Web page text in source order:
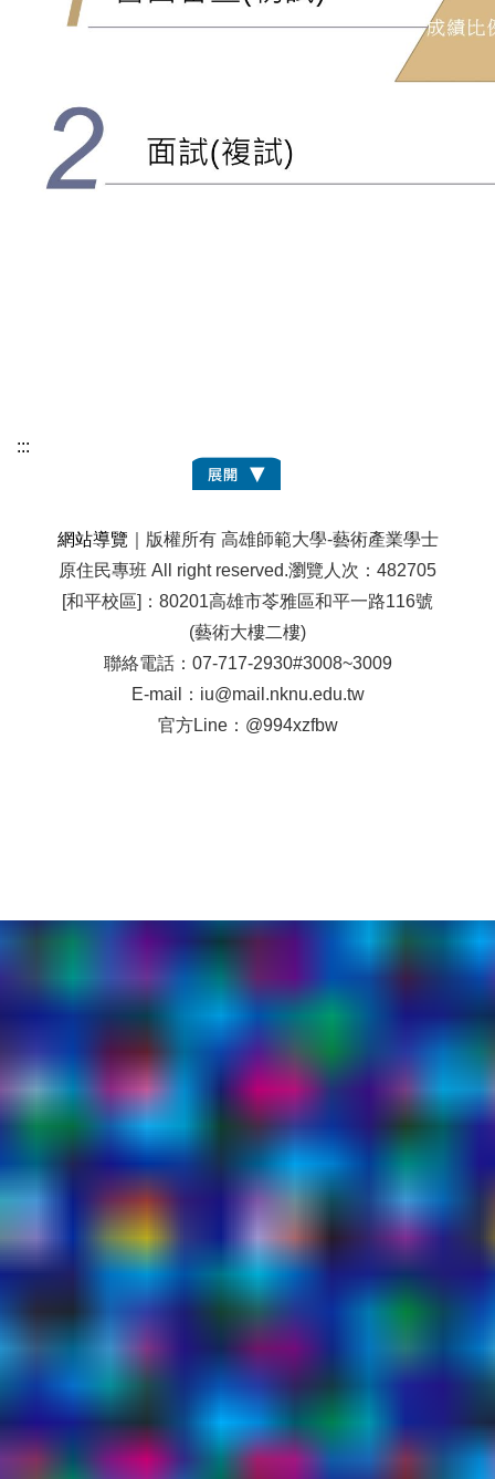
:::
網站導覽 ｜版權所有 高雄師範大學-藝術產業學士
原住民專班 All right reserved.瀏覽人次：482705
[和平校區]：80201高雄市苓雅區和平一路116號
(藝術大樓二樓)
聯絡電話：07-717-2930#3008~3009
E-mail：iu@mail.nknu.edu.tw
官方Line：@994xzfbw